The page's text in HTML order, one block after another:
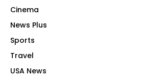
Cinema
News Plus
Sports
Travel
USA News